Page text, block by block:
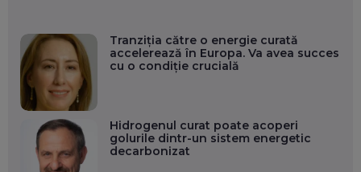
Tranziția către o energie curată
accelerează în Europa. Va avea succes
cu o condiție crucială
Hidrogenul curat poate acoperi
golurile dintr-un sistem energetic
decarbonizat